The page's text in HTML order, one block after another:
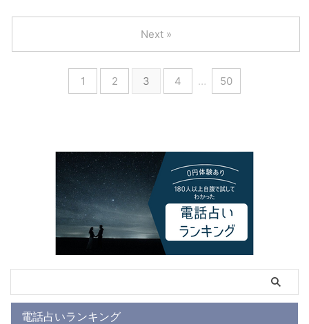
1 2 3 4 … 50
Next »
電話占いランキング